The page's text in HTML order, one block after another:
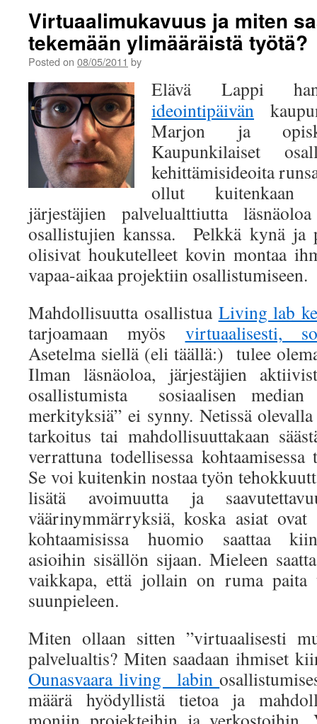
Virtuaalimukavuus ja miten
tekemään ylimääräistä työtä?
Posted on 08/05/2011 by
Elävä Lappi
ideointipäivän
Marjon ja
Kaupunkilaiset
kehittämisideoita
ollut kuitenkaan
järjestäjien palvelualttiutta
osallistujien kanssa. Pelkkä kynä ja
olisivat houkutelleet kovin montaa
vapaa-aikaa projektiin osallistumiseen.
Mahdollisuutta osallistua Living lab
tarjoamaan myös virtuaalisesti,
Asetelma siellä (eli täällä:) tulee
Ilman läsnäoloa, järjestäjien
osallistumista sosiaalisen median
merkityksiä” ei synny. Netissä
tarkoitus tai mahdollisuuttakaan
verrattuna todellisessa
Se voi kuitenkin nostaa työn
lisätä avoimuutta ja
väärinymmärryksiä, koska asiat
kohtaamisissa huomio saattaa
asioihin sisällön sijaan. Mieleen
vaikkapa, että jollain on ruma paita
suunpieleen.
Miten ollaan sitten ”virtuaalisesti
palvelualtis? Miten saadaan ihmiset
Ounasvaara living labin
määrä hyödyllistä tietoa ja